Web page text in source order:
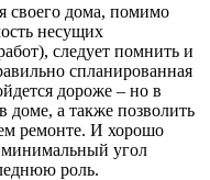
своего дома, помимо
несущих
следует помнить и
спланированная
дороже – но в
доме, а также позволить
ремонте. И хорошо
угол
роль.